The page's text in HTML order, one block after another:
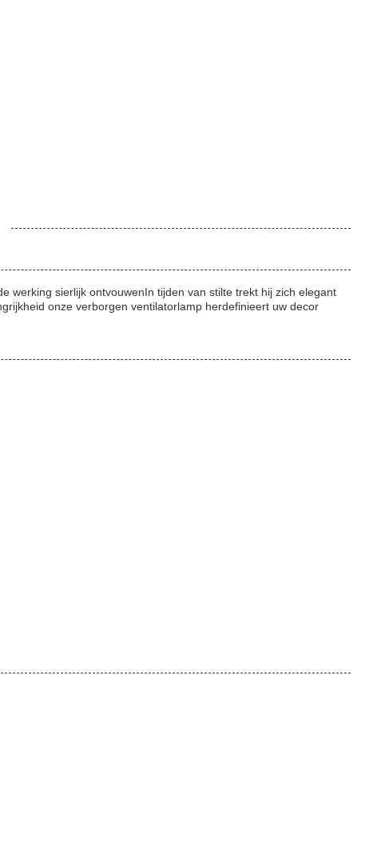
werking sierlijk ontvouwenIn tijden van stilte trekt hij zich elegant
onze verborgen ventilatorlamp herdefinieert uw decor